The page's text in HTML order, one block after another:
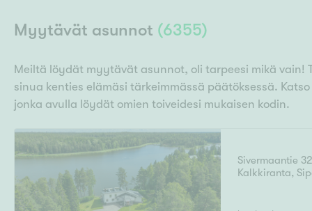
E
Espoo
H
Hamina Helsinki Hyvinkää
Hämeenlinna
Asuntotyyppi
Myytävät asunnot (6355)
Meiltä löydät myytävät asunnot, oli tarpeesi mikä vain!
sinua kenties elämäsi tärkeimmässä päätöksessä.
jonka avulla löydät omien toiveidesi mukaisen kodin.
Sivermaantie 32
Kalkkiranta,